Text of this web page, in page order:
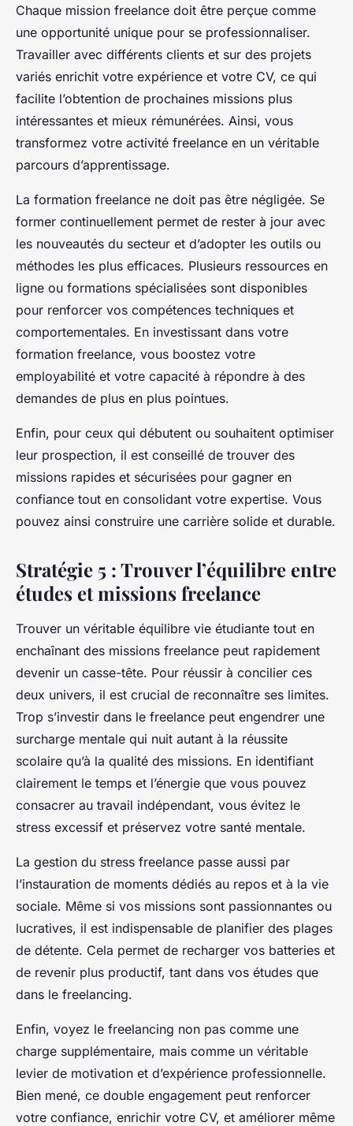
Chaque mission freelance doit être perçue comme
une opportunité unique pour se professionnaliser.
Travailler avec différents clients et sur des projets
variés enrichit votre expérience et votre CV, ce qui
facilite l’obtention de prochaines missions plus
intéressantes et mieux rémunérées. Ainsi, vous
transformez votre activité freelance en un véritable
parcours d’apprentissage.
La formation freelance ne doit pas être négligée. Se
former continuellement permet de rester à jour avec
les nouveautés du secteur et d’adopter les outils ou
méthodes les plus efficaces. Plusieurs ressources en
ligne ou formations spécialisées sont disponibles
pour renforcer vos compétences techniques et
comportementales. En investissant dans votre
formation freelance, vous boostez votre
employabilité et votre capacité à répondre à des
demandes de plus en plus pointues.
Enfin, pour ceux qui débutent ou souhaitent optimiser
leur prospection, il est conseillé de trouver des
missions rapides et sécurisées pour gagner en
confiance tout en consolidant votre expertise. Vous
pouvez ainsi construire une carrière solide et durable.
Stratégie 5 : Trouver l’équilibre entre
études et missions freelance
Trouver un véritable équilibre vie étudiante tout en
enchaînant des missions freelance peut rapidement
devenir un casse-tête. Pour réussir à concilier ces
deux univers, il est crucial de reconnaître ses limites.
Trop s’investir dans le freelance peut engendrer une
surcharge mentale qui nuit autant à la réussite
scolaire qu’à la qualité des missions. En identifiant
clairement le temps et l’énergie que vous pouvez
consacrer au travail indépendant, vous évitez le
stress excessif et préservez votre santé mentale.
La gestion du stress freelance passe aussi par
l’instauration de moments dédiés au repos et à la vie
sociale. Même si vos missions sont passionnantes ou
lucratives, il est indispensable de planifier des plages
de détente. Cela permet de recharger vos batteries et
de revenir plus productif, tant dans vos études que
dans le freelancing.
Enfin, voyez le freelancing non pas comme une
charge supplémentaire, mais comme un véritable
levier de motivation et d’expérience professionnelle.
Bien mené, ce double engagement peut renforcer
votre confiance, enrichir votre CV, et améliorer même